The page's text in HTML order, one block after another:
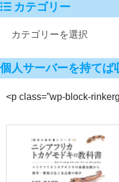
カテゴリー
個人サーバーを持てば
<p class=”wp-block-